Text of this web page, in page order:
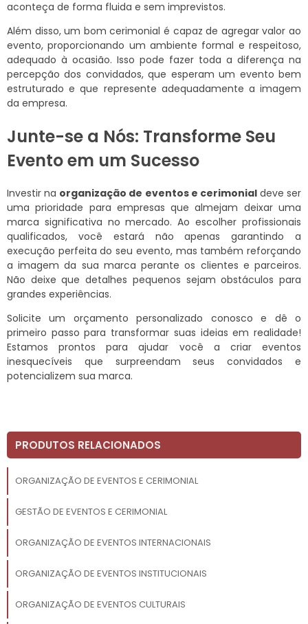
aconteça de forma fluida e sem imprevistos.
Além disso, um bom cerimonial é capaz de agregar valor ao
evento, proporcionando um ambiente formal e respeitoso,
adequado à ocasião. Isso pode fazer toda a diferença na
percepção dos convidados, que esperam um evento bem
estruturado e que represente adequadamente a imagem
da empresa.
Junte-se a Nós: Transforme Seu
Evento em um Sucesso
Investir na organização de eventos e cerimonialdeve ser
uma prioridade para empresas que almejam deixar uma
marca significativa no mercado. Ao escolher profissionais
qualificados, você estará não apenas garantindo a
execução perfeita do seu evento, mas também reforçando
a imagem da sua marca perante os clientes e parceiros.
Não deixe que detalhes pequenos sejam obstáculos para
grandes experiências.
Solicite um orçamento personalizado conosco e dê o
primeiro passo para transformar suas ideias em realidade!
Estamos prontos para ajudar você a criar eventos
inesquecíveis que surpreendam seus convidados e
potencializem sua marca.
PRODUTOS RELACIONADOS
ORGANIZAÇÃO DE EVENTOS E CERIMONIAL
GESTÃO DE EVENTOS E CERIMONIAL
ORGANIZAÇÃO DE EVENTOS INTERNACIONAIS
ORGANIZAÇÃO DE EVENTOS INSTITUCIONAIS
ORGANIZAÇÃO DE EVENTOS CULTURAIS